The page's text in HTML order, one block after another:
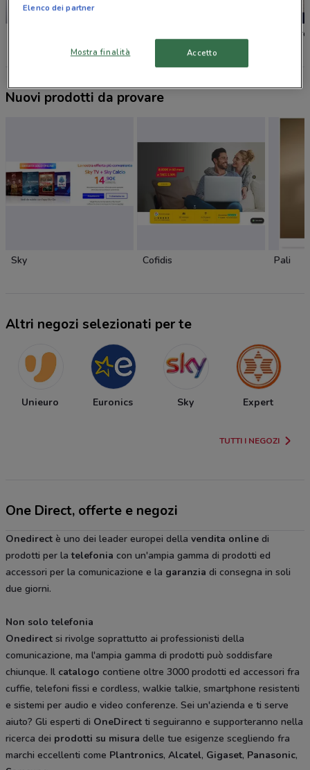
SCADE OGGI
Unieuro
Nuovi prodotti da provare
Sky Cofidis Pali
Altri negozi selezionati per te
Unieuro Euronics Sky Expert
TUTTI I NEGOZI
One Direct, offerte e negozi
Onedirect è uno dei leader europei della vendita online di
prodotti per latelefonia con un'ampia gamma di prodotti ed
accessori per la comunicazione e la garanzia di consegna in soli
due giorni.
Non solo telefonia
Onedirect si rivolge soprattutto ai professionisti della
comunicazione, ma l'ampia gamma di prodotti può soddisfare
chiunque. Il catalogo contiene oltre 3000 prodotti ed accessori fra
cuffie, telefoni fissi e cordless, walkie talkie, smartphone resistenti
e sistemi per audio e video conferenze. Sei un'azienda e ti serve
aiuto? Gli esperti di OneDirect ti seguiranno e supporteranno nella
ricerca dei prodotti su misura delle tue esigenze scegliendo fra
marchi eccellenti come Plantronics, Alcatel, Gigaset, Panasonic,
Elenco dei partner
Mostra finalità Accetto